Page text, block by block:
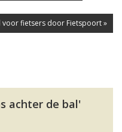
voor fietsers door Fietspoort »
achter de bal'